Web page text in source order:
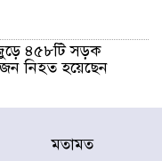
৪৫৮টি সড়ক
নিহত হয়েছেন
পরিবারের কাছে
ভাসছেন খিলক্ষেত
মতামত